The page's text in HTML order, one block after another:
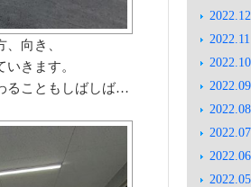
向き、
きます。
ることもしばしば…
2022.12
2022.11
2022.10
2022.09
2022.08
2022.07
2022.06
2022.05